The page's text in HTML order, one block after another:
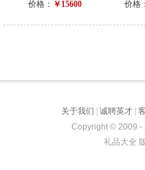
价格： ￥15600
价格
关于我们 诚聘英才
Copyright © 2009 -
礼品大全